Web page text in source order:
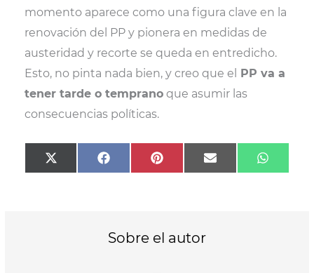
momento aparece como una figura clave en la
renovación del PP y pionera en medidas de
austeridad y recorte se queda en entredicho.
Esto, no pinta nada bien, y creo que el PP va a
tener tarde o tempranoque asumir las
consecuencias políticas.
Compartir
en
X
(
Compartir
en
F
a
o
k
Compartir
en
P
i
e
s
Compartir
en
E
m
en
W
h
Sobre el autor